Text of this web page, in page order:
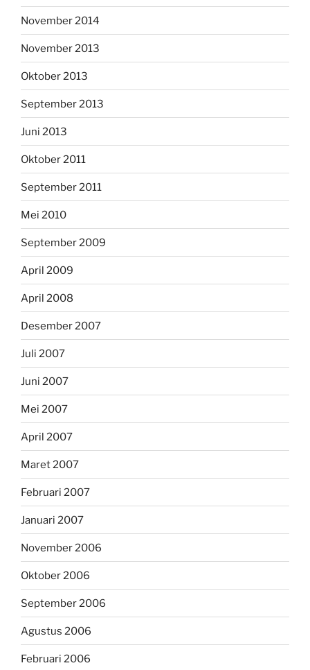
November 2014
November 2013
Oktober 2013
September 2013
Juni 2013
Oktober 2011
September 2011
Mei 2010
September 2009
April 2009
April 2008
Desember 2007
Juli 2007
Juni 2007
Mei 2007
April 2007
Maret 2007
Februari 2007
Januari 2007
November 2006
Oktober 2006
September 2006
Agustus 2006
Februari 2006